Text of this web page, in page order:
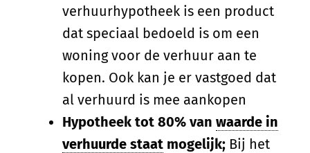
verhuurhypotheek is een product
dat speciaal bedoeld is om een
woning voor de verhuur aan te
kopen. Ook kan je er vastgoed dat
al verhuurd is mee aankopen
Hypotheek tot 80% van waarde in
verhuurde staat mogelijk; Bij het